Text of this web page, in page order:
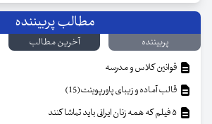
مطالب پربیننده
پربیننده
آخرین مطالب
قوانین کلاس و مدرسه
قالب آماده و زیبای پاورپوینت(15)